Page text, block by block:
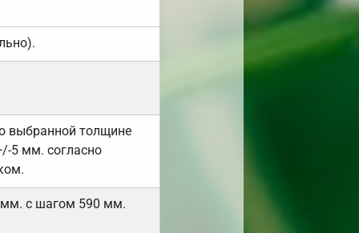
выбранной толщине
5 мм. согласно
с шагом 590 мм.